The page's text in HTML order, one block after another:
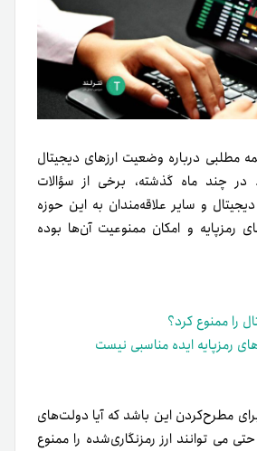
مطلبی درباره وضعیت ارزهای دیجیتال
چند ماه گذشته، برخی از سؤالات
دیجیتال و سایر علاقه‌مندان به این حوزه
رمزپایه و امکان ممنوعیت آن‌ها بوده
را ممنوع کرد؟
رمزپایه ایده مناسبی نیست
مطرح‌کردن این باشد که آیا دولت‌های
می توانند ارز رمزنگاری‌شده را ممنوع